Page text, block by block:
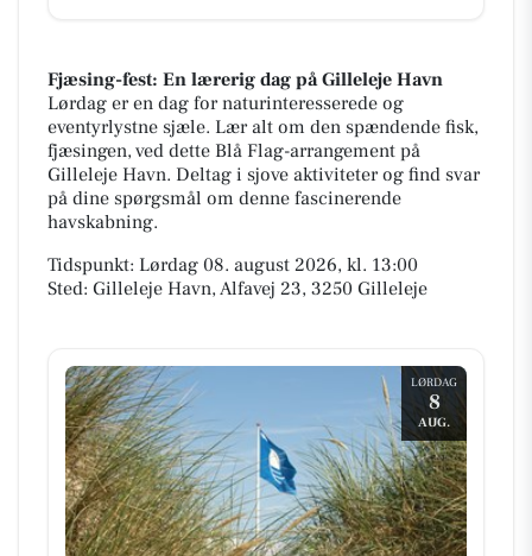
Fjæsing-fest: En lærerig dag på Gilleleje Havn
Lørdag er en dag for naturinteresserede og
eventyrlystne sjæle. Lær alt om den spændende fisk,
fjæsingen, ved dette Blå Flag-arrangement på
Gilleleje Havn. Deltag i sjove aktiviteter og find svar
på dine spørgsmål om denne fascinerende
havskabning.
Tidspunkt: Lørdag 08. august 2026, kl. 13:00
Sted: Gilleleje Havn, Alfavej 23, 3250 Gilleleje
LØRDAG
8
AUG.